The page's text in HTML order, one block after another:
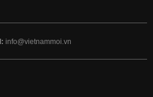
info@vietnammoi.vn